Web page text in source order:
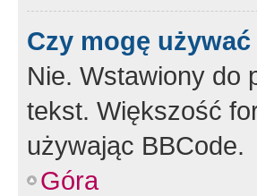
Czy mogę używać
Nie. Wstawiony do
tekst. Większość
używając BBCode.
Góra